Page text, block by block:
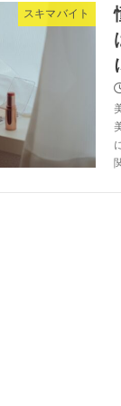
スキマバイト